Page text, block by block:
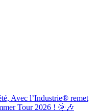
Avec l’Industrie® remet
Tour 2026 ! 🌞🎶